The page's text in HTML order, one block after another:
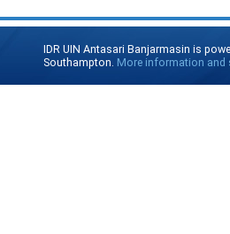
IDR UIN Antasari Banjarmasin is
Southampton. More information and